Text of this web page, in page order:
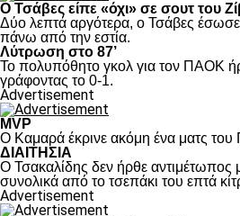
Ο Τσάβες είπε «όχι» σε σουτ του
Δύο λεπτά αργότερα, ο Τσάβες έσωσε
πάνω από την εστία.
Λύτρωση στο 87’
Το πολυπόθητο γκολ για τον ΠΑΟΚ
γράφοντας το 0-1.
Advertisement
MVP
Ο Καμαρά έκρινε ακόμη ένα ματς του
ΔΙΑΙΤΗΣΙΑ
Ο Τσακαλίδης δεν ήρθε αντιμέτωπος
συνολικά από το τσεπάκι του επτά
Advertisement